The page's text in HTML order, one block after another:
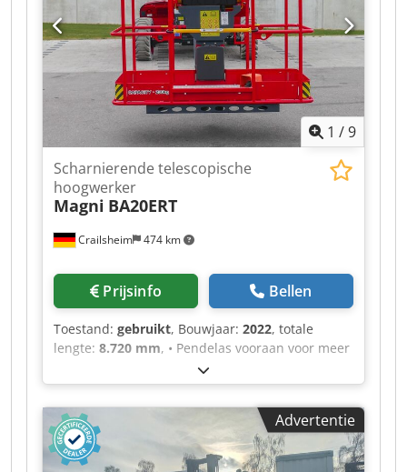
1 /9
Crailsheim 474 km
Scharnierende telescopische
hoogwerker
Magni BA20ERT
Prijsinfo Bellen
Toestand: gebruikt, Bouwjaar: 2022, totale
lengte: 8.720 mm, • Pendelas vooraan voor meer
stabiliteit op alle ondergronden • Zelfstandig
sperdifferentieel Cedpfx Aijztgmhszerf •
Stopcontact op het werkplatform • Veilige
werking tot 12,5 m/s windsnelheid •
Geïntegreerde storingsdiagnose met CAN-
bustechniek • Hoge mate van
Advertentie